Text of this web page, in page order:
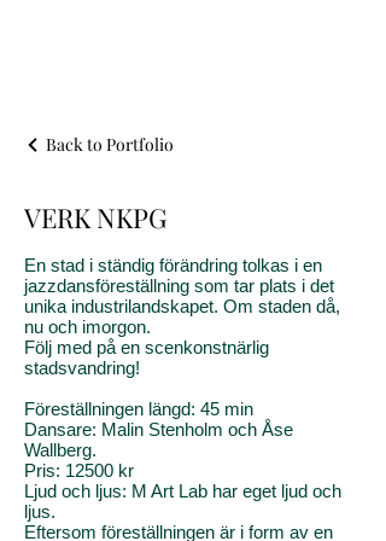
Back to Portfolio
VERK NKPG
En stad i ständig förändring tolkas i en
jazzdansföreställning som tar plats i det
unika industrilandskapet. Om staden då,
nu och imorgon.
Följ med på en scenkonstnärlig
stadsvandring!
Föreställningen längd: 45 min
Dansare: Malin Stenholm och Åse
Wallberg.
Pris: 12500 kr
Ljud och ljus: M Art Lab har eget ljud och
ljus.
Eftersom föreställningen är i form av en